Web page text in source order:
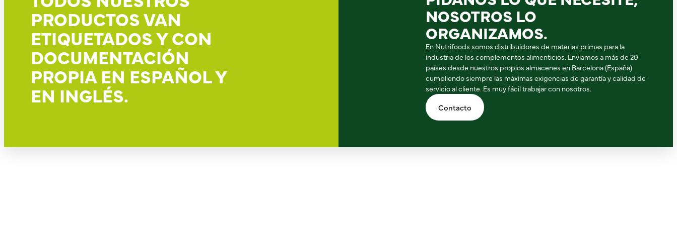
PRODUCTOS VAN
ETIQUETADOS Y CON
DOCUMENTACIÓN
PROPIA EN ESPAÑOL Y
EN INGLÉS.
NOSOTROS LO
ORGANIZAMOS.
En Nutrifoods somos distribuidores de materias primas para la
industria de los complementos alimenticios. Enviamos a más de 20
países desde nuestros propios almacenes en Barcelona (España)
cumpliendo siempre las máximas exigencias de garantía y calidad de
servicio al cliente. Es muy fácil trabajar con nosotros.
Contacto